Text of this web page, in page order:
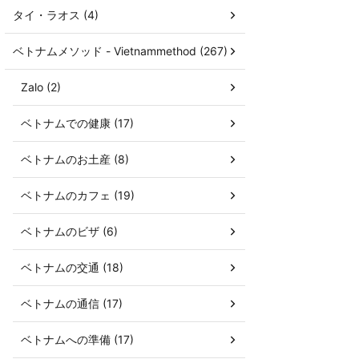
タイ・ラオス (4)
ベトナムメソッド - Vietnammethod (267)
Zalo (2)
ベトナムでの健康 (17)
ベトナムのお土産 (8)
ベトナムのカフェ (19)
ベトナムのビザ (6)
ベトナムの交通 (18)
ベトナムの通信 (17)
ベトナムへの準備 (17)